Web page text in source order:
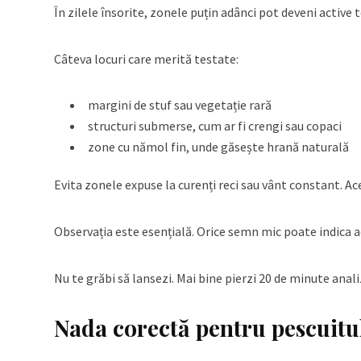
În zilele însorite, zonele puțin adânci pot deveni active
Câteva locuri care merită testate:
margini de stuf sau vegetație rară
structuri submerse, cum ar fi crengi sau copaci
zone cu nămol fin, unde găsește hrană naturală
Evita zonele expuse la curenți reci sau vânt constant.
Observația este esențială. Orice semn mic poate indica
Nu te grăbi să lansezi. Mai bine pierzi 20 de minute
Nada corectă pentru